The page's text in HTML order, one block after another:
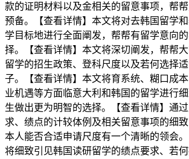
款的证明材料以及金相关的留意事项，帮
预备。【查看详情】本文将对去韩国留学
学目标地进行全面阐发，帮帮有留学意向
择。【查看详情】本文将深切阐发，帮帮
留学的招生政策、登科尺度以及若何选择
子。【查看详情】本文将育系统、糊口成
业机遇等方面临意大利和韩国的留学进行
生做出更为明智的选择。【查看详情】通
求、绩点的计较体例及相关留意事项的细
本人能否合适申请尺度有一个清晰的领会
将细致引见韩国读研留学的绩点要求、若